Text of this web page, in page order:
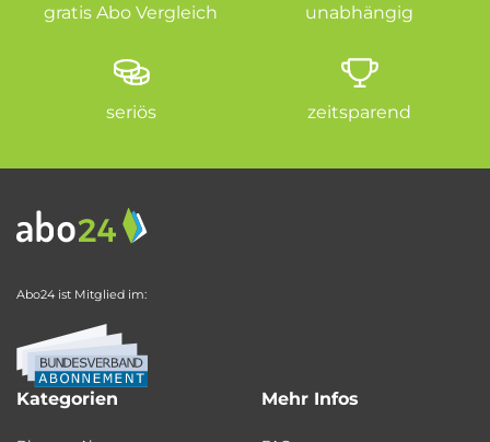
gratis Abo Vergleich unabhängig
seriös zeitsparend
Abo24 ist Mitglied im:
Kategorien Mehr Infos